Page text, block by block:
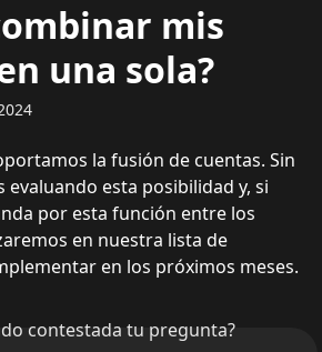
mis
una sola?
la fusión de cuentas. Sin
evaluando esta posibilidad y, si
por esta función entre los
en nuestra lista de
en los próximos meses.
contestada tu pregunta?